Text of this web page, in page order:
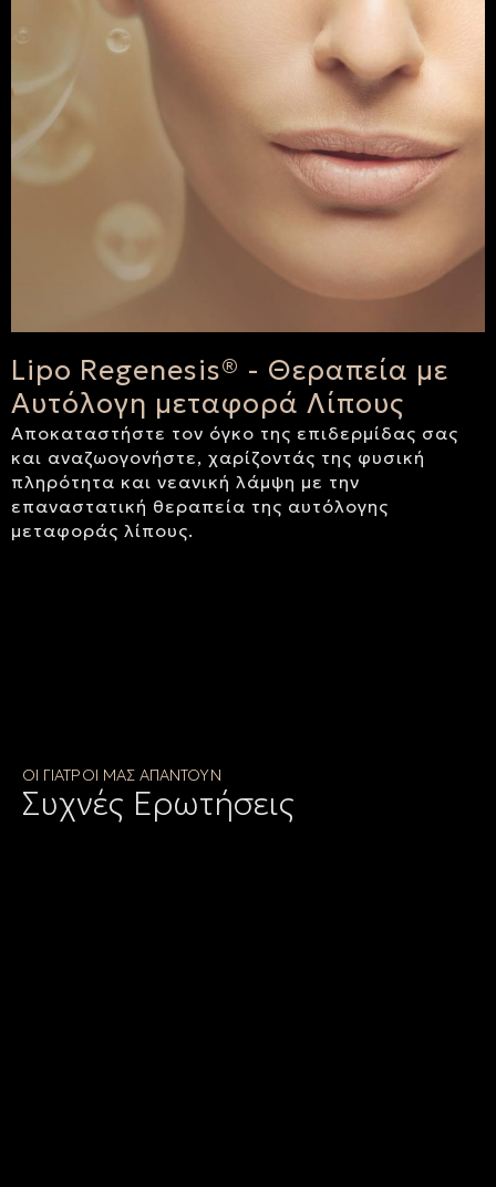
Lipo Regenesis® - Θεραπεία με
Αυτόλογη μεταφορά Λίπους
Αποκαταστήστε τον όγκο της επιδερμίδας σας
και αναζωογονήστε, χαρίζοντάς της φυσική
πληρότητα και νεανική λάμψη με την
επαναστατική θεραπεία της αυτόλογης
μεταφοράς λίπους.
ΟΙ ΓΙΑΤΡΟΙ ΜΑΣ ΑΠΑΝΤΟΥΝ
Συχνές Ερωτήσεις